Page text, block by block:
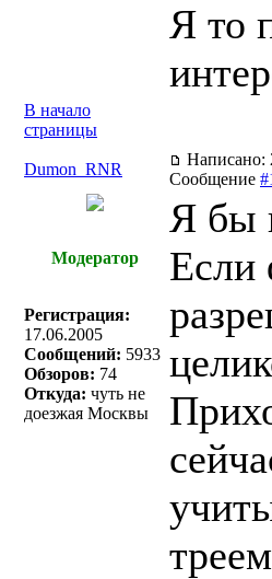
Я то
В начало
страницы
Dumon_RNR
Написано:
Сообщение
Модератор
Регистрация:
17.06.2005
Сообщений: 5933
Обзоров: 74
Откуда: чуть не
доезжая Москвы
Я бы
Если